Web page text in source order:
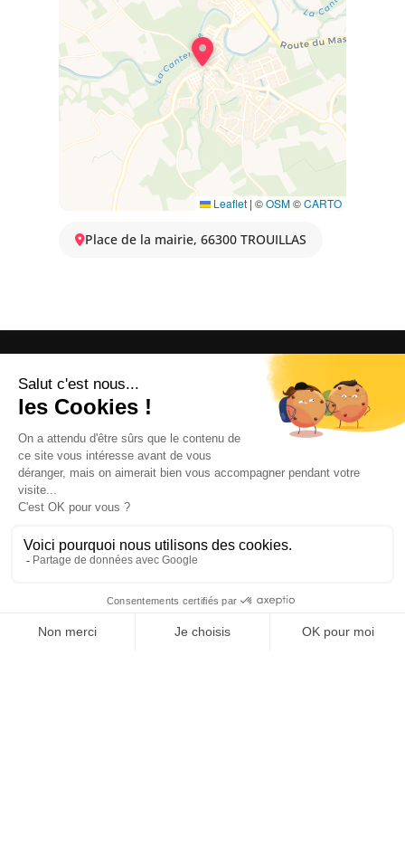
Leaflet | ©OSM©CARTO
Place de la mairie, 66300 TROUILLAS
OFFICE DE TOURISME
Tél. +33 4 68 53 45 86